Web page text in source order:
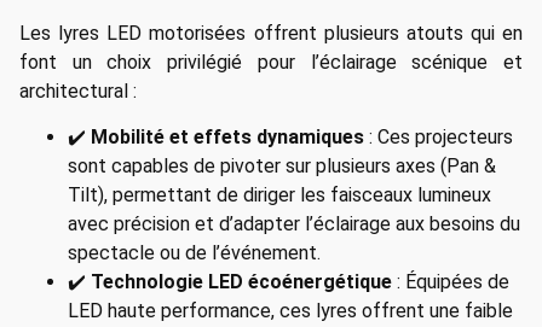
Les lyres LED motorisées offrent plusieurs atouts qui en
font un choix privilégié pour l’éclairage scénique et
architectural :
✔️ Mobilité et effets dynamiques : Ces projecteurs
sont capables de pivoter sur plusieurs axes (Pan &
Tilt), permettant de diriger les faisceaux lumineux
avec précision et d’adapter l’éclairage aux besoins du
spectacle ou de l’événement.
✔️ Technologie LED écoénergétique : Équipées de
LED haute performance, ces lyres offrent une faible